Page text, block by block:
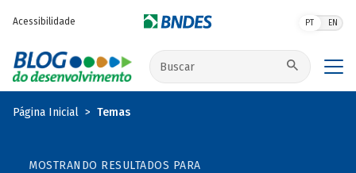
Acessibilidade PT EN
Buscar no site
Página Inicial Temas
MOSTRANDO RESULTADOS PARA